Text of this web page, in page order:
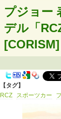
プジョー
デル「
[CORISM]
【タグ】
RCZ
スポーツカー